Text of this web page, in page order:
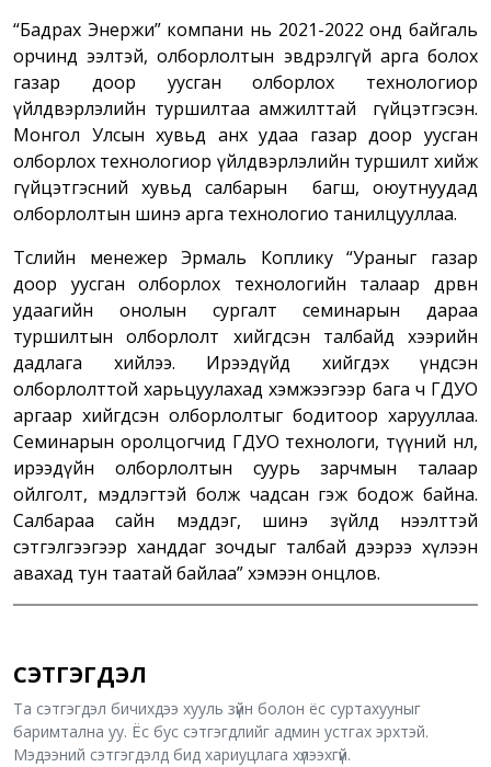
“Бадрах Энержи” компани нь 2021-2022 онд байгаль
орчинд ээлтэй, олборлолтын эвдрэлгүй арга болох
газар доор уусган олборлох технологиор
үйлдвэрлэлийн туршилтаа амжилттай гүйцэтгэсэн.
Монгол Улсын хувьд анх удаа газар доор уусган
олборлох технологиор үйлдвэрлэлийн туршилт хийж
гүйцэтгэсний хувьд салбарын багш, оюутнуудад
олборлолтын шинэ арга технологио танилцууллаа.
Төслийн менежер Эрмаль Коплику “Ураныг газар
доор уусган олборлох технологийн талаар дөрвөн
удаагийн онолын сургалт семинарын дараа
туршилтын олборлолт хийгдсэн талбайд хээрийн
дадлага хийлээ. Ирээдүйд хийгдэх үндсэн
олборлолттой харьцуулахад хэмжээгээр бага ч ГДУО
аргаар хийгдсэн олборлолтыг бодитоор харууллаа.
Семинарын оролцогчид ГДУО технологи, түүний нөлөө,
ирээдүйн олборлолтын суурь зарчмын талаар
ойлголт, мэдлэгтэй болж чадсан гэж бодож байна.
Салбараа сайн мэддэг, шинэ зүйлд нээлттэй
сэтгэлгээгээр ханддаг зочдыг талбай дээрээ хүлээн
авахад тун таатай байлаа” хэмээн онцлов.
СЭТГЭГДЭЛ
Та сэтгэгдэл бичихдээ хууль зүйн болон ёс суртахууныг
баримтална уу. Ёс бус сэтгэгдлийг админ устгах эрхтэй.
Мэдээний сэтгэгдэлд бид хариуцлага хүлээхгүй.